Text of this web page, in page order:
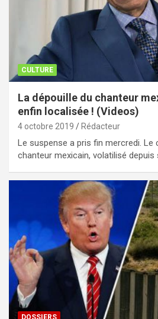
CULTURE
La dépouille du chanteur
enfin localisée ! (Videos)
4 octobre 2019 Rédacteur
Le suspense a pris fin mercredi. Le
chanteur mexicain, volatilisé depuis